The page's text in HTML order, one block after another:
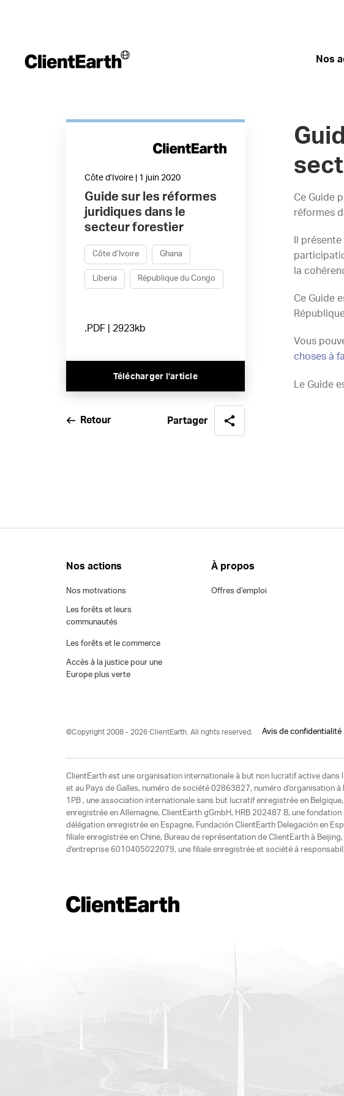
Nos
Côte d’Ivoire | 1 juin 2020
Guide sur les réformes
juridiques dans le
secteur forestier
Côte d’Ivoire Ghana
Liberia République du Congo
.PDF | 2923kb
Télécharger l’article
Retour Partager
Ce Guide
réformes
Il
la
Ce Guide
Vous
choses à
Le Guide
Nos actions
Nos motivations
Les forêts et leurs
communautés
Les forêts et le commerce
Accès à la justice pour une
Europe plus verte
À propos
Offres d’emploi
©Copyright 2008 - 2026 ClientEarth. All rights reserved. Avis de confidentialité
ClientEarth est une organisation internationale à but non lucratif active
et au Pays de Galles, numéro de société 02863827, numéro d'organisation
1PB , une association internationale sans but lucratif enregistrée en
enregistrée en Allemagne, ClientEarth gGmbH, HRB 202487 B, une
délégation enregistrée en Espagne, Fundación ClientEarth Delegación en
filiale enregistrée en Chine, Bureau de représentation de ClientEarth à
d'entreprise 6010405022079, une filiale enregistrée et société à